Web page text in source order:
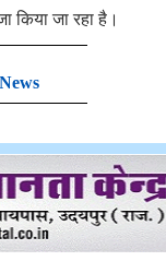
किया जा रहा है।